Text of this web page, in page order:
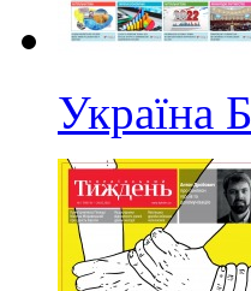
Україна